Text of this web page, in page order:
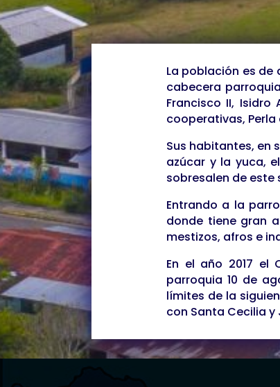
La población es de
cabecera
Francisco II, Isidro
cooperativas, Perla
Sus habitantes, en
azúcar y la yuca,
sobresalen de este
Entrando a la
donde tiene gran
mestizos, afros e
En el año 2017 el
parroquia 10 de
límites de la
con Santa Cecilia y